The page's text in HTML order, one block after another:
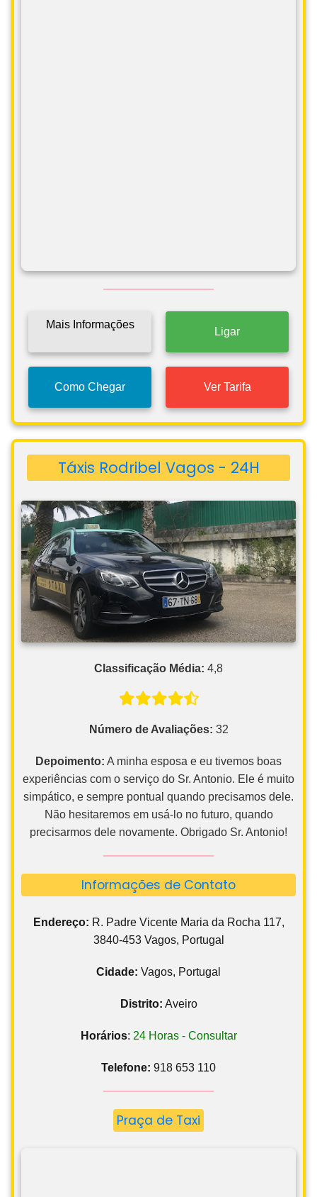
Mais Informações
Ligar
Como Chegar Ver Tarifa
Táxis Rodribel Vagos - 24H
Classificação Média: 4,8
Número de Avaliações: 32
Depoimento: A minha esposa e eu tivemos boas
experiências com o serviço do Sr. Antonio. Ele é muito
simpático, e sempre pontual quando precisamos dele.
Não hesitaremos em usá-lo no futuro, quando
precisarmos dele novamente. Obrigado Sr. Antonio!
Informações de Contato
Endereço: R. Padre Vicente Maria da Rocha 117,
3840-453 Vagos, Portugal
Cidade: Vagos, Portugal
Distrito: Aveiro
Horários: 24 Horas - Consultar
Telefone: 918 653 110
Praça de Taxi